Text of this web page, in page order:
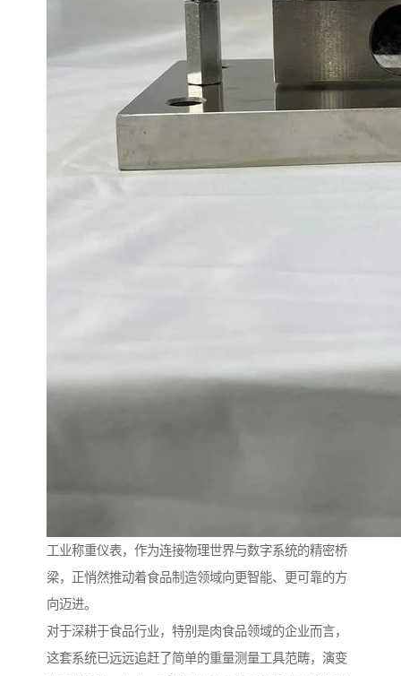
工业称重仪表，作为连接物理世界与数字系统的精密桥
梁，正悄然推动着食品制造领域向更智能、更可靠的方
向迈进。
对于深耕于食品行业，特别是肉食品领域的企业而言，
这套系统已远远追赶了简单的重量测量工具范畴，演变